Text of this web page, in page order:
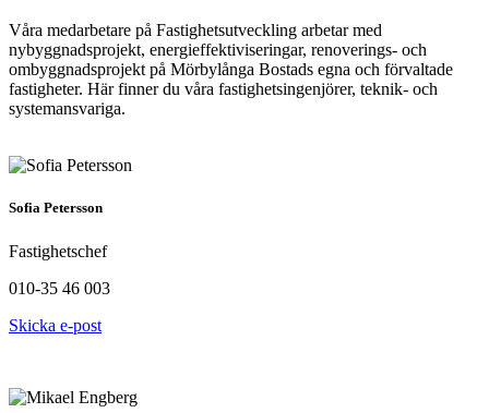
Våra medarbetare på Fastighetsutveckling arbetar med
nybyggnadsprojekt, energieffektiviseringar, renoverings- och
ombyggnadsprojekt på Mörbylånga Bostads egna och förvaltade
fastigheter. Här finner du våra fastighetsingenjörer, teknik- och
systemansvariga.
Sofia Petersson
Fastighetschef
010-35 46 003
Skicka e-post